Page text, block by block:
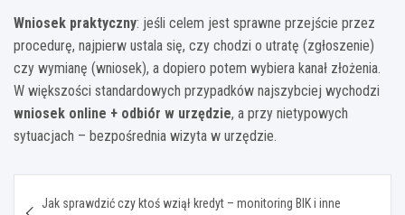
Wniosek praktyczny: jeśli celem jest sprawne przejście przez
procedurę, najpierw ustala się, czy chodzi o utratę (zgłoszenie)
czy wymianę (wniosek), a dopiero potem wybiera kanał złożenia.
W większości standardowych przypadków najszybciej wychodzi
wniosek online + odbiór w urzędzie, a przy nietypowych
sytuacjach – bezpośrednia wizyta w urzędzie.
Jak sprawdzić czy ktoś wziął kredyt – monitoring BIK i inne